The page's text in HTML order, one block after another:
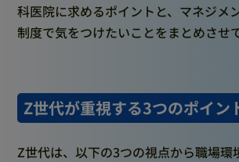
科医院に求めるポイントと、マネジメ
制度で気をつけたいことをまとめさせ
Z世代が重視する3つのポイン
Z世代は、以下の3つの視点から職場環